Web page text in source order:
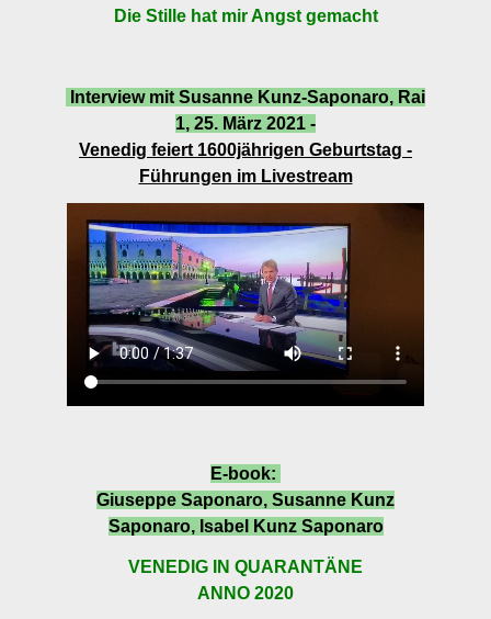
Die Stille hat mir Angst gemacht
Interview mit Susanne Kunz-Saponaro, Rai
1, 25. März 2021 -
Venedig feiert 1600jährigen Geburtstag -
Führungen im Livestream
interviewkunzrai1.mp4
E-book:
Giuseppe Saponaro, Susanne Kunz
Saponaro, Isabel Kunz Saponaro
VENEDIG IN QUARANTÄNE
ANNO 2020